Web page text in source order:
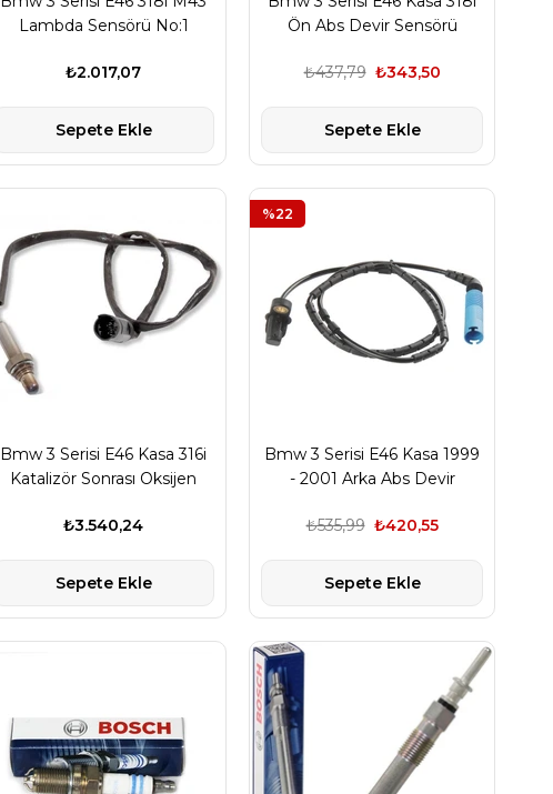
Lambda Sensörü No:1
₺2.017,07
Sepete Ekle
Ön Abs Devir Sensörü
₺343,50
₺437,79
Sepete Ekle
Bmw 3 Serisi E46 Kasa 316i
Katalizör Sonrası Oksijen
₺3.540,24
Sepete Ekle
Bmw 3 Serisi E46 Kasa 1999
- 2001 Arka Abs Devir
₺420,55
₺535,99
Sepete Ekle
%22